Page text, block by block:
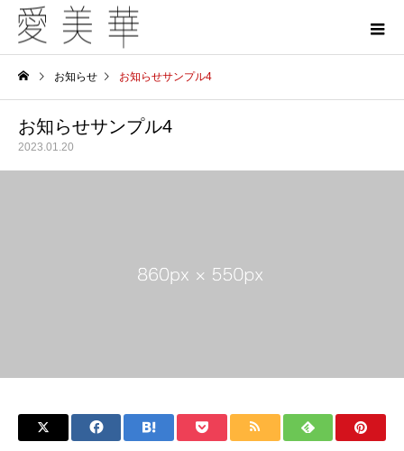
お知らせ お知らせサンプル4
お知らせサンプル4
2023.01.20